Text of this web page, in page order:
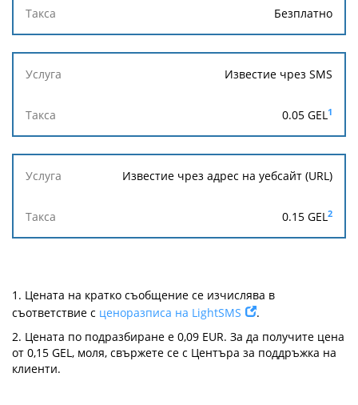
Безплатно
Известие чрез SMS
0.05 GEL1
Известие чрез адрес на уебсайт (URL)
0.15 GEL2
1. Цената на кратко съобщение се изчислява в
съответствие с ценоразписа на LightSMS
.
2. Цената по подразбиране е 0,09 EUR. За да получите цена
от 0,15 GEL, моля, свържете се с Центъра за поддръжка на
клиенти.